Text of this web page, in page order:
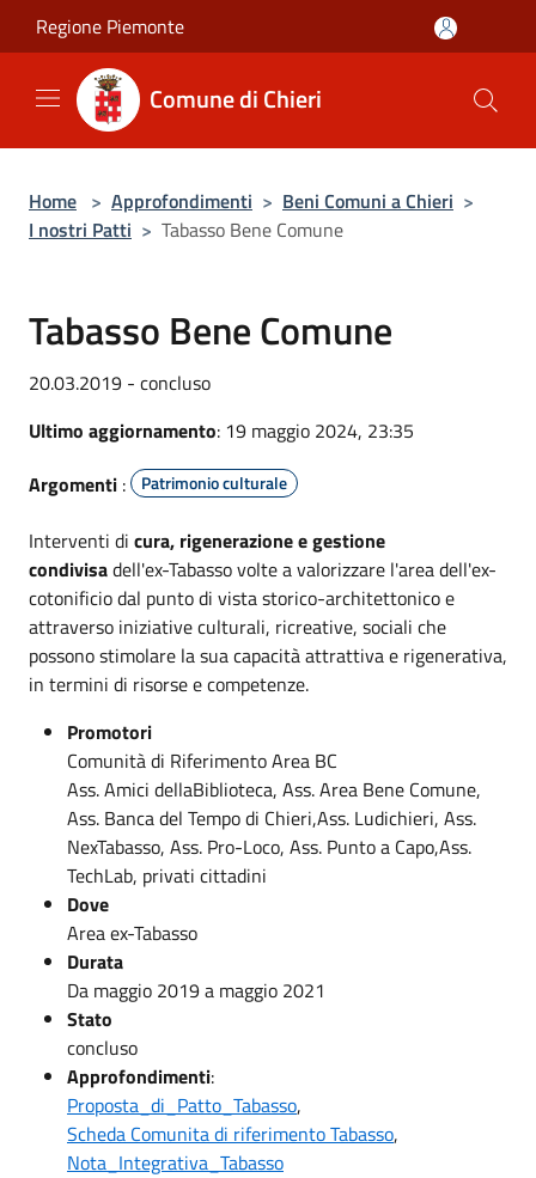
Salta al contenuto principale
Regione Piemonte
Comune di Chieri
Home > Approfondimenti > Beni Comuni a Chieri >
I nostri Patti > Tabasso Bene Comune
Tabasso Bene Comune
20.03.2019 - concluso
Ultimo aggiornamento: 19 maggio 2024, 23:35
Argomenti : Patrimonio culturale
Interventi di cura, rigenerazione e gestione
condivisadell'ex-Tabasso volte a valorizzare l'area dell'ex-
cotonificio dal punto di vista storico-architettonico e
attraverso iniziative culturali, ricreative, sociali che
possono stimolare la sua capacità attrattiva e rigenerativa,
in termini di risorse e competenze.
Promotori
Comunità di Riferimento Area BC
Ass. Amici dellaBiblioteca, Ass. Area Bene Comune,
Ass. Banca del Tempo di Chieri,Ass. Ludichieri, Ass.
NexTabasso, Ass. Pro-Loco, Ass. Punto a Capo,Ass.
TechLab, privati cittadini
Dove
Area ex-Tabasso
Durata
Da maggio 2019 a maggio 2021
Stato
concluso
Approfondimenti:
Proposta_di_Patto_Tabasso,
Scheda Comunita di riferimento Tabasso,
Nota_Integrativa_Tabasso